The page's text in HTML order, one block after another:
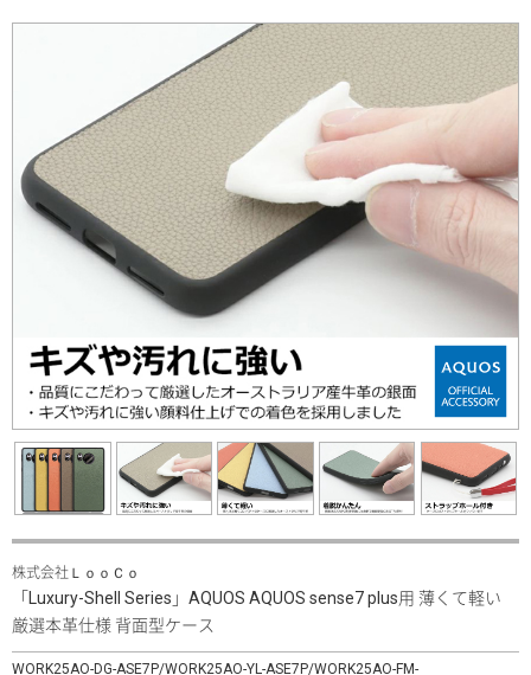
株式会社ＬｏｏＣｏ
「Luxury-Shell Series」AQUOS AQUOS sense7 plus用 薄くて軽い
厳選本革仕様 背面型ケース
WORK25AO-DG-ASE7P/WORK25AO-YL-ASE7P/WORK25AO-FM-